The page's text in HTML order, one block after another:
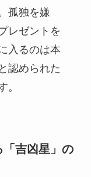
孤独を嫌
レゼントを
入るのは本
認められた
。
吉凶星」の